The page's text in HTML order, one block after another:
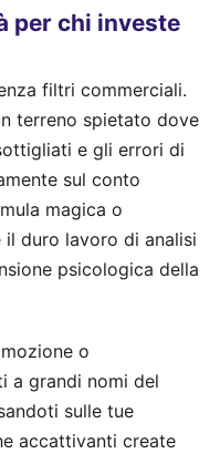
per chi investe
filtri commerciali.
terreno spietato dove
e gli errori di
sul conto
magica o
duro lavoro di analisi
psicologica della
o
a grandi nomi del
sulle tue
accattivanti create